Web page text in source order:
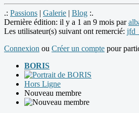
.: Passions | Galerie | Blog :.
Dernière édition: il y a 1 an 9 mois par
Les utilisateur(s) suivant ont remercié: jfd_
Connexion ou Créer un compte pour
BORIS
Hors Ligne
Nouveau membre